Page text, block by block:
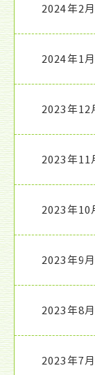
2024年2月
2024年1月
2023年12
2023年11
2023年10
2023年9月
2023年8月
2023年7月